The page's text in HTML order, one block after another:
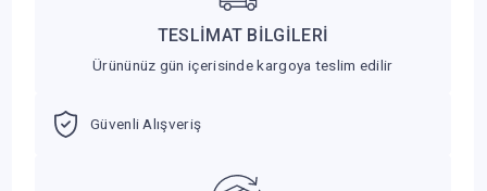
TESLİMAT BİLGİLERİ
Ürününüz gün içerisinde kargoya teslim edilir
Güvenli Alışveriş